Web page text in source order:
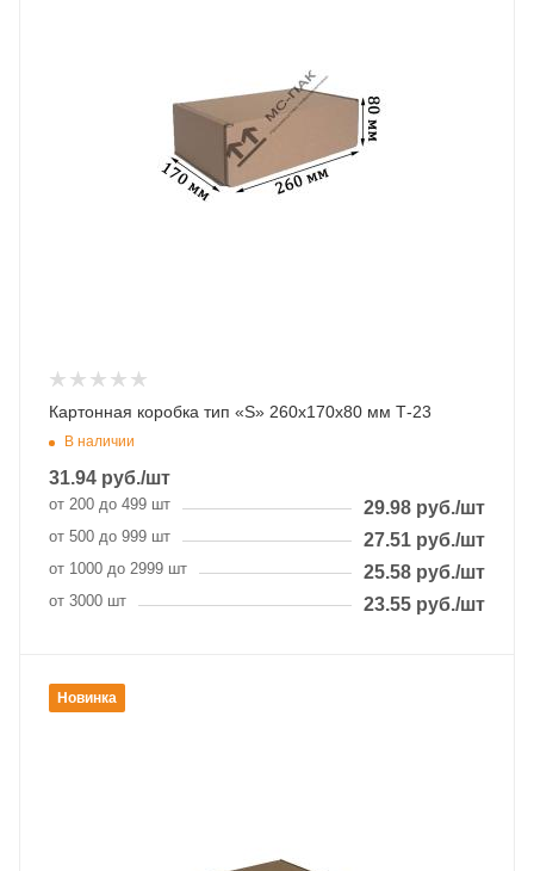
Картонная коробка тип «S» 260х170х80 мм Т-23
В наличии
31.94 руб./шт
от 200 до 499 шт 29.98 руб./шт
от 500 до 999 шт 27.51 руб./шт
от 1000 до 2999 шт 25.58 руб./шт
от 3000 шт 23.55 руб./шт
Новинка